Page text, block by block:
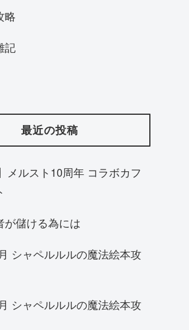
略
記
最近の投稿
メルスト10周年 コラボカフ
が儲ける為には
シャペルルルの魔法絵本攻
シャペルルルの魔法絵本攻